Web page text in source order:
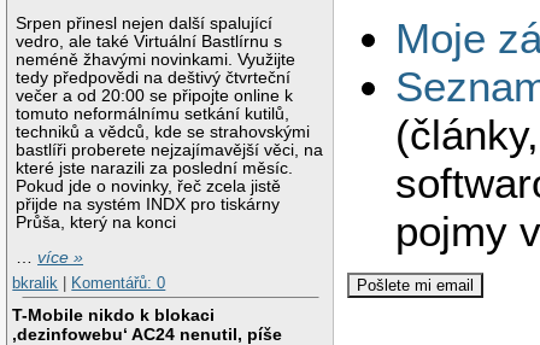
Srpen přinesl nejen další spalující
vedro, ale také Virtuální Bastlírnu s
neméně žhavými novinkami. Využijte
tedy předpovědi na deštivý čtvrteční
večer a od 20:00 se připojte online k
tomuto neformálnímu setkání kutilů,
techniků a vědců, kde se strahovskými
bastlíři proberete nejzajímavější věci, na
které jste narazili za poslední měsíc.
Pokud jde o novinky, řeč zcela jistě
přijde na systém INDX pro tiskárny
Průša, který na konci
…více »
bkralik
Komentářů: 0
T-Mobile nikdo k blokaci
‚dezinfowebu‘ AC24 nenutil, píše
Moje
pojmy